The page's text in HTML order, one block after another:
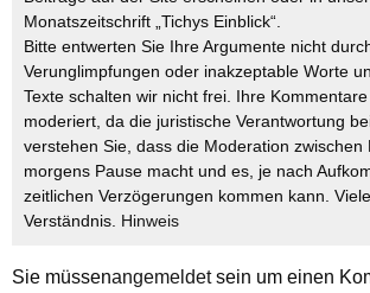
Monatszeitschrift „Tichys Einblick“.
Bitte entwerten Sie Ihre Argumente nicht
Verunglimpfungen oder inakzeptable Worte
Texte schalten wir nicht frei. Ihre
moderiert, da die juristische Verantwortung
verstehen Sie, dass die Moderation zwischen
morgens Pause macht und es, je nach
zeitlichen Verzögerungen kommen kann.
Verständnis. Hinweis
Sie müssenangemeldetsein um einen